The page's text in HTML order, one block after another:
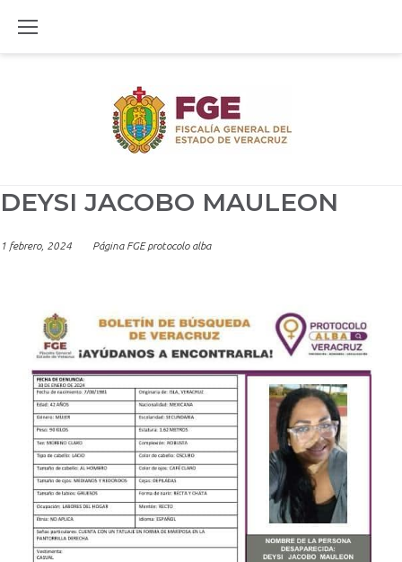
DEYSI JACOBO MAULEON
1 febrero, 2024 Página FGE protocolo alba